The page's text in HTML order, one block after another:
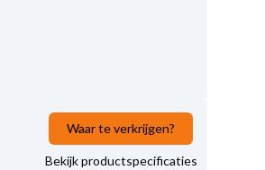
Waar te verkrijgen?
Bekijk productspecificaties